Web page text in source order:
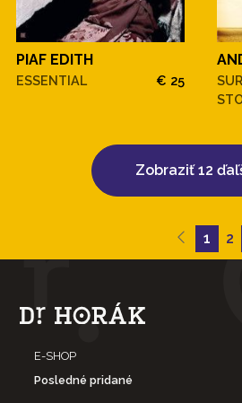
PIAF EDITH
ESSENTIAL € 25
Zobraziť 12
1 2
E-SHOP
Posledné pridané